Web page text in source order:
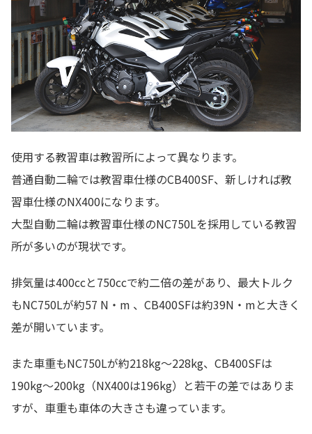
使用する教習車は教習所によって異なります。
普通自動二輪では教習車仕様のCB400SF、新しければ教
習車仕様のNX400になります。
大型自動二輪は教習車仕様のNC750Lを採用している教習
所が多いのが現状です。
排気量は400ccと750ccで約二倍の差があり、最大トルク
もNC750Lが約57 N・m 、CB400SFは約39N・mと大きく
差が開いています。
また車重もNC750Lが約218kg～228kg、CB400SFは
190kg～200kg（NX400は196kg）と若干の差ではありま
すが、車重も車体の大きさも違っています。